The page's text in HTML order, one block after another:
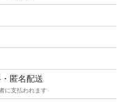
匿名配送
に支払われます